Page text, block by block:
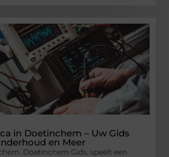
in Doetinchem – Uw Gids
en Meer
Doetinchem Gids. speelt een